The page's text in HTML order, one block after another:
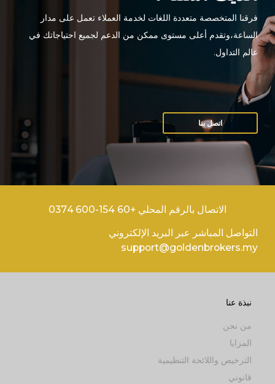
فرقنا المتخصصة متعددة اللغات لخدمة العملاء تعمل على مدار
الساعة،وتقدم أعلى مستوى ممكن من الدعم لجميع احتياجاتك في
عالم التداول.
اتصل بنا
الاتصال بالرقم المحلي +60 154-600 0374
التواصل المباشر عبر البريد الإلكتروني
support@goldenbrokers.my
نبذة عنا
من نحن
المزايا
الترخيص واللائحة التنظيمية
قانوني